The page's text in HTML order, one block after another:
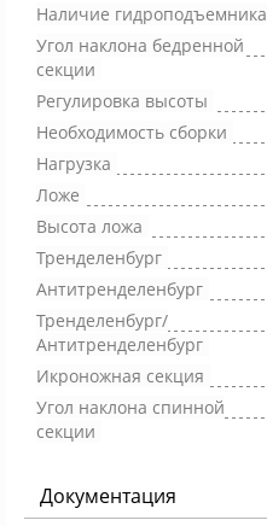
Наличие гидроподъемника
Угол наклона бедренной
секции
Регулировка высоты
Необходимость сборки
Нагрузка
Ложе
Высота ложа
Тренделенбург
Антитренделенбург
Тренделенбург/
Антитренделенбург
Икроножная секция
Угол наклона спинной
секции
Документация